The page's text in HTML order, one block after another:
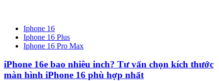
Iphone 16
Iphone 16 Plus
Iphone 16 Pro Max
iPhone 16e bao nhiêu inch? Tư vấn chọn kích thước
màn hình iPhone 16 phù hợp nhất